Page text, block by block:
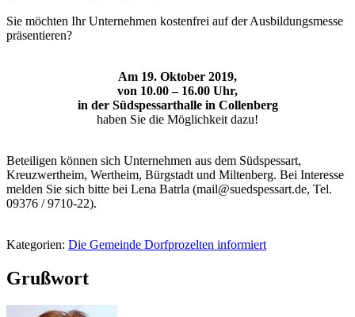
Sie möchten Ihr Unternehmen kostenfrei auf der Ausbildungsmesse
präsentieren?
Am 19. Oktober 2019,
von 10.00 – 16.00 Uhr,
in der Südspessarthalle in Collenberg
haben Sie die Möglichkeit dazu!
Beteiligen können sich Unternehmen aus dem Südspessart,
Kreuzwertheim, Wertheim, Bürgstadt und Miltenberg. Bei Interesse
melden Sie sich bitte bei Lena Batrla (mail@suedspessart.de, Tel.
09376 / 9710-22).
Kategorien: Die Gemeinde Dorfprozelten informiert
Grußwort